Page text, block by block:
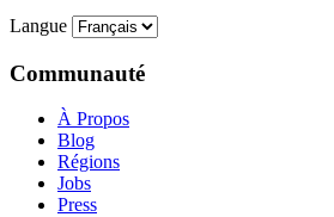
Langue
Communauté
À Propos
Blog
Régions
Jobs
Press